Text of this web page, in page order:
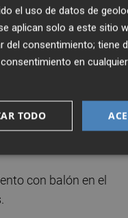
la composición
Claudio Medina,
Ramón, Luis
la pretemporada
con balón en el
el uso de datos de
aplican solo a este sitio
del consentimiento; tiene
en
TODO